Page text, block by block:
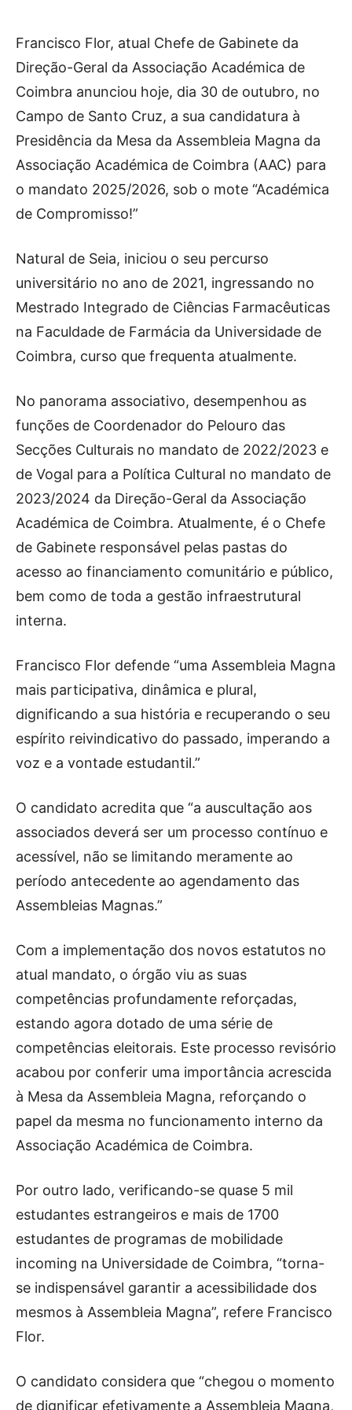
Voz da Solidariedade
»»» Fundação Aurora Borges
Seia em Números
AUTÁRQUICAS 2025 em Seia
Contactos
Tel. 238 310 090 (chamada para a rede fixa nacional)
Facebook Instagram
Estatuto editorial Sobre o Jornal
Contactos
Ficha Técnica
Francisco Flor, atual Chefe de Gabinete da
Direção-Geral da Associação Académica de
Coimbra anunciou hoje, dia 30 de outubro, no
Campo de Santo Cruz, a sua candidatura à
Presidência da Mesa da Assembleia Magna da
Associação Académica de Coimbra (AAC) para
o mandato 2025/2026, sob o mote “Académica
de Compromisso!”
Natural de Seia, iniciou o seu percurso
universitário no ano de 2021, ingressando no
Mestrado Integrado de Ciências Farmacêuticas
na Faculdade de Farmácia da Universidade de
Coimbra, curso que frequenta atualmente.
No panorama associativo, desempenhou as
funções de Coordenador do Pelouro das
Secções Culturais no mandato de 2022/2023 e
de Vogal para a Política Cultural no mandato de
2023/2024 da Direção-Geral da Associação
Académica de Coimbra. Atualmente, é o Chefe
de Gabinete responsável pelas pastas do
acesso ao financiamento comunitário e público,
bem como de toda a gestão infraestrutural
interna.
Francisco Flor defende “uma Assembleia Magna
mais participativa, dinâmica e plural,
dignificando a sua história e recuperando o seu
espírito reivindicativo do passado, imperando a
voz e a vontade estudantil.”
O candidato acredita que “a auscultação aos
associados deverá ser um processo contínuo e
acessível, não se limitando meramente ao
período antecedente ao agendamento das
Assembleias Magnas.”
Com a implementação dos novos estatutos no
atual mandato, o órgão viu as suas
competências profundamente reforçadas,
estando agora dotado de uma série de
competências eleitorais. Este processo revisório
acabou por conferir uma importância acrescida
à Mesa da Assembleia Magna, reforçando o
papel da mesma no funcionamento interno da
Associação Académica de Coimbra.
Por outro lado, verificando-se quase 5 mil
estudantes estrangeiros e mais de 1700
estudantes de programas de mobilidade
incoming na Universidade de Coimbra, “torna-
se indispensável garantir a acessibilidade dos
mesmos à Assembleia Magna”, refere Francisco
Flor.
O candidato considera que “chegou o momento
de dignificar efetivamente a Assembleia Magna,